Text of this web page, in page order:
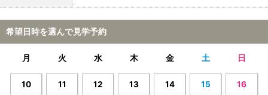
希望日時を選んで見学予約
月 火 水 木 金 土 日
10 11 12 13 14 15 16